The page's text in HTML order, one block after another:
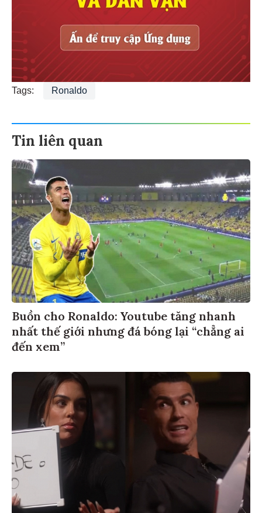
Tags: Ronaldo
Tin liên quan
Buồn cho Ronaldo: Youtube tăng nhanh
nhất thế giới nhưng đá bóng lại “chẳng ai
đến xem”